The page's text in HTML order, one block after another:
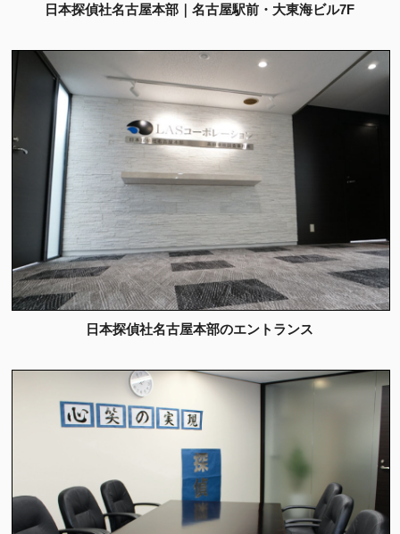
日本探偵社名古屋本部｜名古屋駅前・大東海ビル7F
日本探偵社名古屋本部のエントランス